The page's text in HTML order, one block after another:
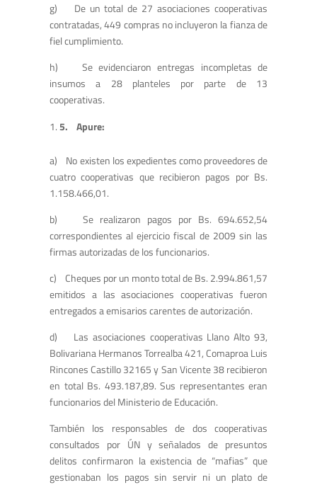
g) De un total de 27 asociaciones cooperativas
contratadas, 449 compras no incluyeron la fianza de
fiel cumplimiento.
h) Se evidenciaron entregas incompletas de
insumos a 28 planteles por parte de 13
cooperativas.
5. Apure:
a) No existen los expedientes como proveedores de
cuatro cooperativas que recibieron pagos por Bs.
1.158.466,01.
b) Se realizaron pagos por Bs. 694.652,54
correspondientes al ejercicio fiscal de 2009 sin las
firmas autorizadas de los funcionarios.
c) Cheques por un monto total de Bs. 2.994.861,57
emitidos a las asociaciones cooperativas fueron
entregados a emisarios carentes de autorización.
d) Las asociaciones cooperativas Llano Alto 93,
Bolivariana Hermanos Torrealba 421, Comaproa Luis
Rincones Castillo 32165 y San Vicente 38 recibieron
en total Bs. 493.187,89. Sus representantes eran
funcionarios del Ministerio de Educación.
También los responsables de dos cooperativas
consultados por ÚN y señalados de presuntos
delitos confirmaron la existencia de “mafias” que
gestionaban los pagos sin servir ni un plato de